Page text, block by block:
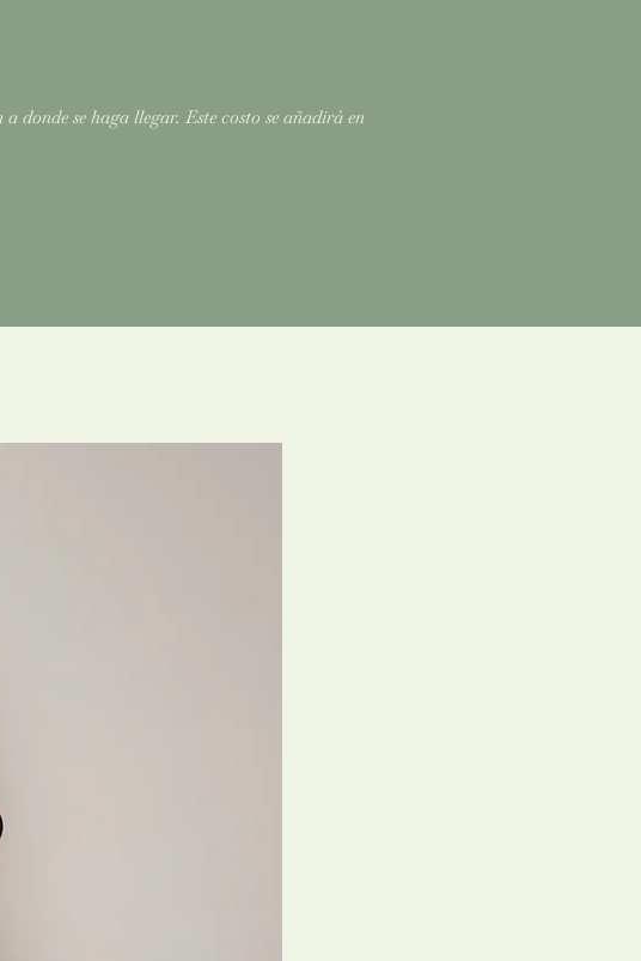
donde se haga llegar. Este costo se añadirá en